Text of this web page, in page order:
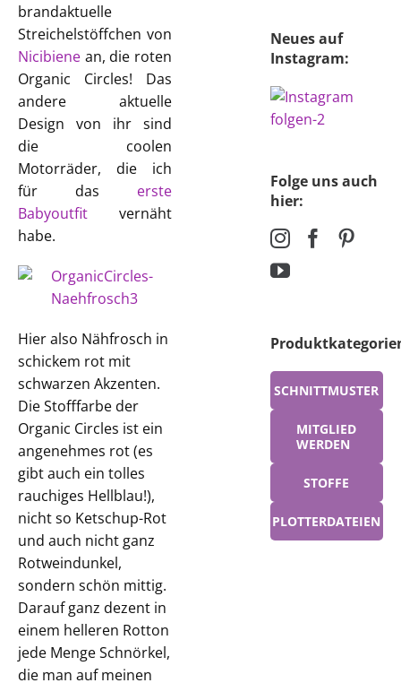
brandaktuelle
Streichelstöffchen von
Nicibiene an, die roten
Organic Circles! Das
andere aktuelle
Design von ihr sind
die coolen
Motorräder, die ich
für das erste
Babyoutfit vernäht
habe.
Hier also Nähfrosch in
schickem rot mit
schwarzen Akzenten.
Die Stofffarbe der
Organic Circles ist ein
angenehmes rot (es
gibt auch ein tolles
rauchiges Hellblau!),
nicht so Ketschup-Rot
und auch nicht ganz
Rotweindunkel,
sondern schön mittig.
Darauf ganz dezent in
einem helleren Rotton
jede Menge Schnörkel,
die man auf meinen
Neues auf
Instagram:
Folge uns auch
hier:
SCHNITTMUSTER
MITGLIED
WERDEN
STOFFE
PLOTTERDATEIEN